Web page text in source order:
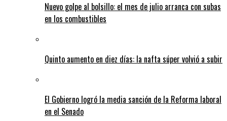
Nuevo golpe al bolsillo: el mes de julio arranca con subas
en los combustibles
Quinto aumento en diez días: la nafta súper volvió a subir
El Gobierno logró la media sanción de la Reforma laboral
en el Senado